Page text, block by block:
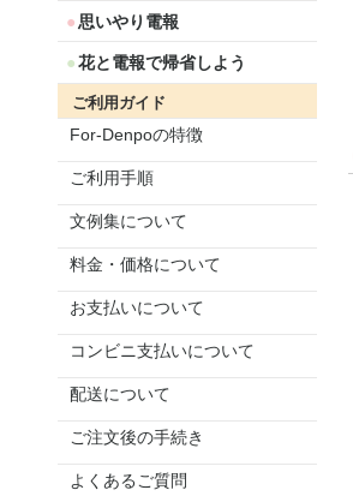
思いやり電報
花と電報で帰省しよう
ご利用ガイド
For-Denpoの特徴
ご利用手順
文例集について
料金・価格について
お支払いについて
コンビニ支払いについて
配送について
ご注文後の手続き
よくあるご質問